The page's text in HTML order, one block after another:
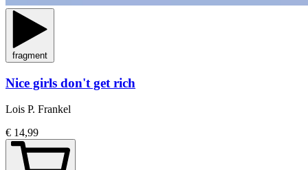
fragment
Nice girls don't get rich
Lois P. Frankel
€ 14,99